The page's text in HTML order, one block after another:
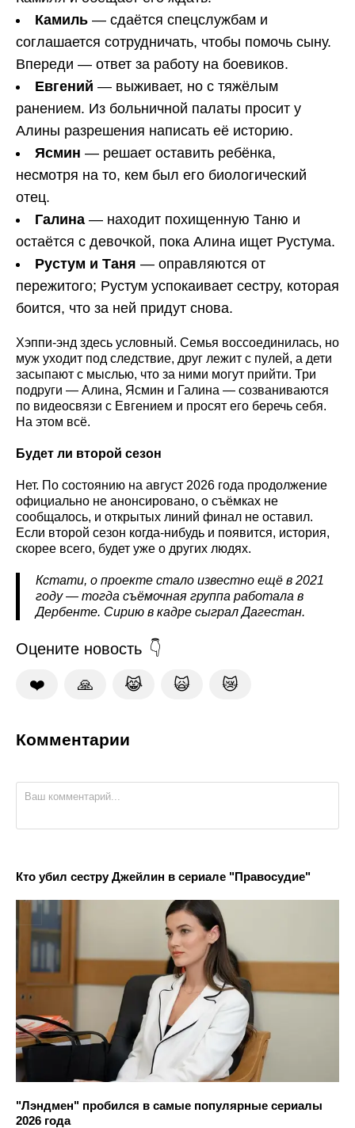
Камиль — сдаётся спецслужбам и
соглашается сотрудничать, чтобы помочь сыну.
Впереди — ответ за работу на боевиков.
Евгений — выживает, но с тяжёлым
ранением. Из больничной палаты просит у
Алины разрешения написать её историю.
Ясмин — решает оставить ребёнка,
несмотря на то, кем был его биологический
отец.
Галина — находит похищенную Таню и
остаётся с девочкой, пока Алина ищет Рустума.
Рустум и Таня — оправляются от
пережитого; Рустум успокаивает сестру, которая
боится, что за ней придут снова.
Хэппи-энд здесь условный. Семья воссоединилась, но
муж уходит под следствие, друг лежит с пулей, а дети
засыпают с мыслью, что за ними могут прийти. Три
подруги — Алина, Ясмин и Галина — созваниваются
по видеосвязи с Евгением и просят его беречь себя.
На этом всё.
Будет ли второй сезон
Нет. По состоянию на август 2026 года продолжение
официально не анонсировано, о съёмках не
сообщалось, и открытых линий финал не оставил.
Если второй сезон когда-нибудь и появится, история,
скорее всего, будет уже о других людях.
Кстати, о проекте стало известно ещё в 2021
году — тогда съёмочная группа работала в
Дербенте. Сирию в кадре сыграл Дагестан.
Оцените новость
❤️ 🙏 😹 🙀 😿
Комментарии
Кто убил сестру Джейлин в сериале "Правосудие"
"Лэндмен" пробился в самые популярные сериалы
2026 года